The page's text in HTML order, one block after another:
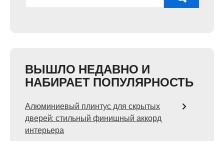
ВЫШЛО НЕДАВНО И
НАБИРАЕТ ПОПУЛЯРНОСТЬ
Алюминиевый плинтус для скрытых
дверей: стильный финишный аккорд
интерьера